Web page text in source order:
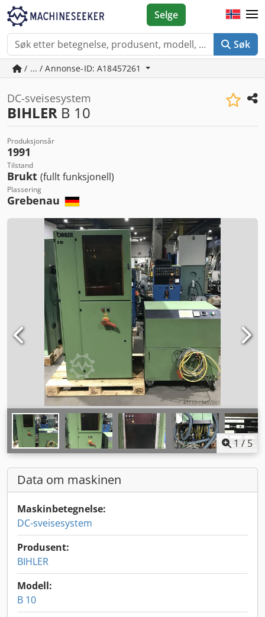
Søk
Selge
/ ... / Annonse-ID: A18457261
DC-sveisesystem
BIHLER B 10
Produksjonsår
1991
Tilstand
Brukt (fullt funksjonell)
Plassering
Grebenau
1 / 5
Data om maskinen
Maskinbetegnelse:
DC-sveisesystem
Produsent:
BIHLER
Modell:
B 10